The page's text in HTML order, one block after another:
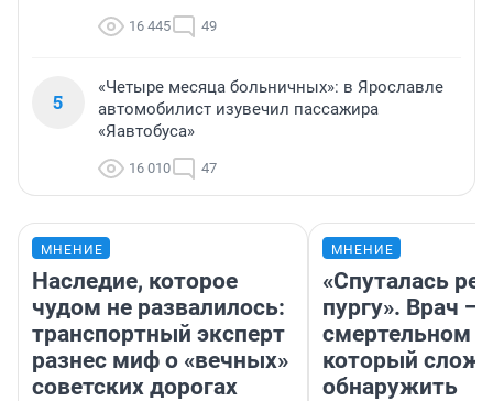
16 445 49
5
«Четыре месяца больничных»: в Ярославле
автомобилист изувечил пассажира
«Яавтобуса»
16 010 47
МНЕНИЕ
Наследие, которое
чудом не развалилось:
транспортный эксперт
разнес миф о «вечных»
советских дорогах
МНЕНИЕ
«Спуталась
пургу». Врач —
смертельном
который
обнаружить